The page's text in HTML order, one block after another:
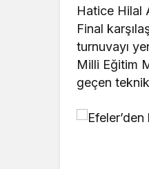
Hatice Hilal
Final
turnuvayı
Milli Eğitim
geçen